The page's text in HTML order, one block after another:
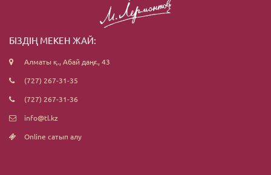
БІЗДІҢ МЕКЕН ЖАЙ:
Алматы қ., Абай даңғ., 43
(727) 267-31-35
(727) 267-31-36
info@tl.kz
Online сатып алу